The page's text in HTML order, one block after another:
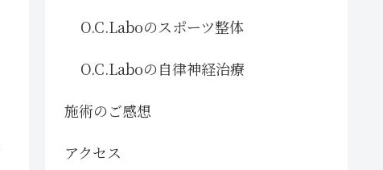
O.C.Laboのスポーツ整体
O.C.Laboの自律神経治療
施術のご感想
アクセス